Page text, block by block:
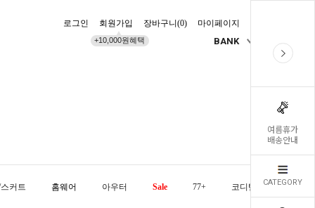
여름휴가
배송안내
CATEGORY
로그인 회원가입
+10,000원혜택
장바구니(0) 마이페이지
BANK
커트 홈웨어 아우터 Sale 77+ 코디템 오늘발송